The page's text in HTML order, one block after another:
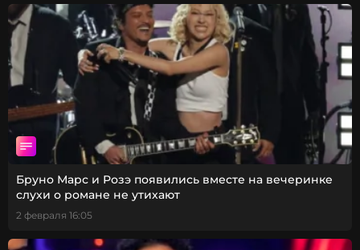
Бруно Марс и Розэ появились вместе на вечеринке в
слухи о романе не утихают
2 февраля 16:05